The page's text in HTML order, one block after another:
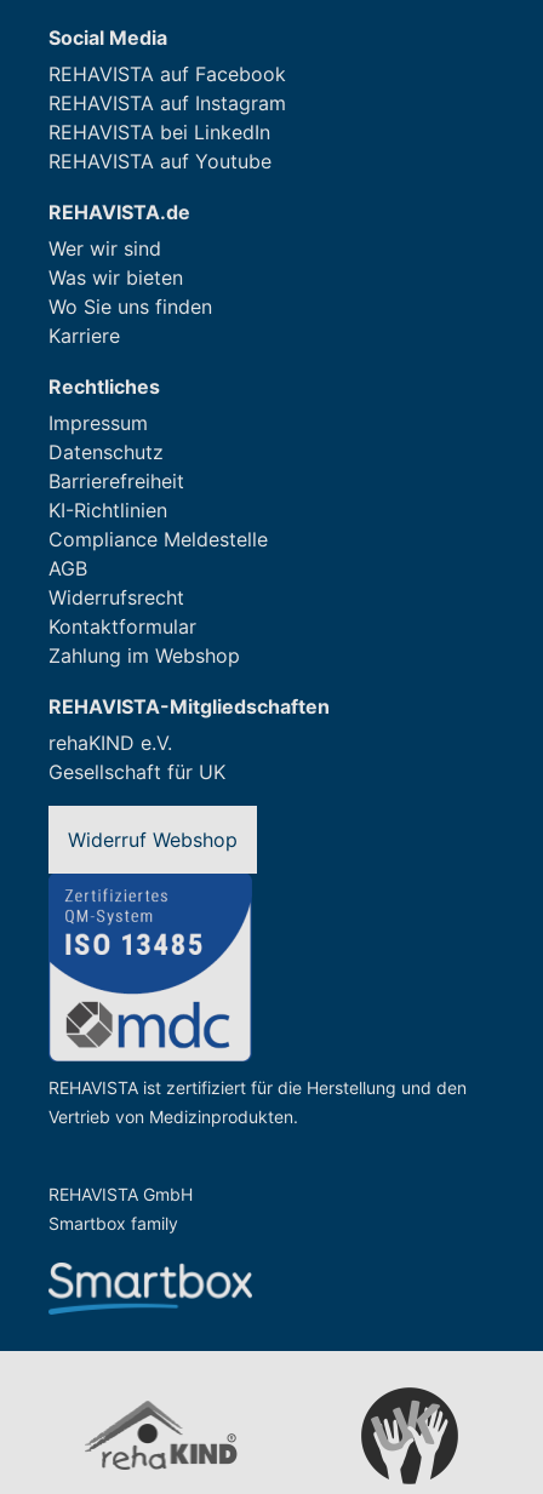
Social Media
REHAVISTA auf Facebook
REHAVISTA auf Instagram
REHAVISTA bei LinkedIn
REHAVISTA auf Youtube
REHAVISTA.de
Wer wir sind
Was wir bieten
Wo Sie uns finden
Karriere
Rechtliches
Impressum
Datenschutz
Barrierefreiheit
KI-Richtlinien
Compliance Meldestelle
AGB
Widerrufsrecht
Kontaktformular
Zahlung im Webshop
REHAVISTA-Mitgliedschaften
rehaKIND e.V.
Gesellschaft für UK
Widerruf Webshop
REHAVISTA ist zertifiziert für die Herstellung und den
Vertrieb von Medizinprodukten.
REHAVISTA GmbH
Smartbox family